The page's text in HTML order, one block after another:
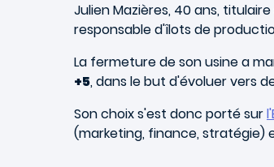
Julien Mazières, 40 ans,
responsable d'îlots de
La fermeture de son usine a
+5, dans le but d'évoluer vers
Son choix s'est donc porté sur
(marketing, finance, stratégie)